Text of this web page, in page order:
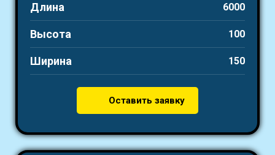
Длина 6000
Высота 100
Ширина 150
Оставить заявку